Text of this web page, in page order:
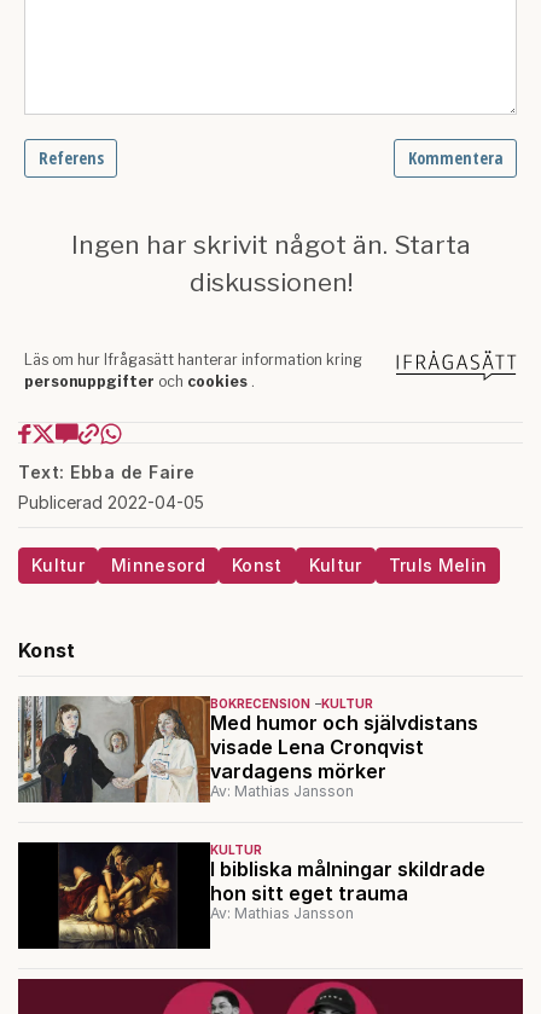
Text: Ebba de Faire
Publicerad 2022-04-05
Kultur Minnesord Konst Kultur Truls Melin
Konst
BOKRECENSION KULTUR
Med humor och självdistans
visade Lena Cronqvist
vardagens mörker
Av: Mathias Jansson
KULTUR
I bibliska målningar skildrade
hon sitt eget trauma
Av: Mathias Jansson